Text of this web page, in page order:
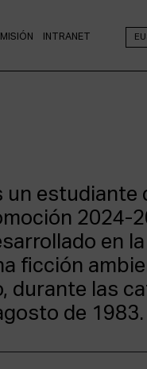
INTRANET
un estudiante
2024-
en
ficción
durante las
de 1983.